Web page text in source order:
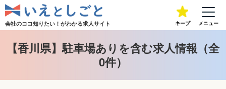
会社のココ知りたい！がわかる求人サイト キープ メニュー
【香川県】駐車場ありを含む求人情報（全
0件）